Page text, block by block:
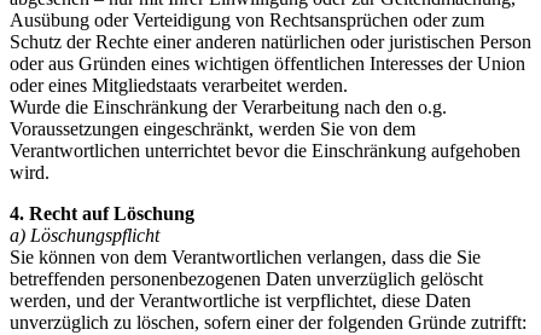
Ausübung oder Verteidigung von Rechtsansprüchen oder zum
Schutz der Rechte einer anderen natürlichen oder juristischen Person
oder aus Gründen eines wichtigen öffentlichen Interesses der Union
oder eines Mitgliedstaats verarbeitet werden.
Wurde die Einschränkung der Verarbeitung nach den o.g.
Voraussetzungen eingeschränkt, werden Sie von dem
Verantwortlichen unterrichtet bevor die Einschränkung aufgehoben
wird.
4. Recht auf Löschung
a) Löschungspflicht
Sie können von dem Verantwortlichen verlangen, dass die Sie
betreffenden personenbezogenen Daten unverzüglich gelöscht
werden, und der Verantwortliche ist verpflichtet, diese Daten
unverzüglich zu löschen, sofern einer der folgenden Gründe zutrifft: